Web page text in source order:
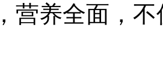
营养全面，